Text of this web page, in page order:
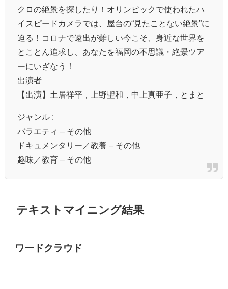
クロの絶景を探したり！オリンピックで使われたハ
イスピードカメラでは、屋台の“見たことない絶景”に
迫る！コロナで遠出が難しい今こそ、身近な世界を
とことん追求し、あなたを福岡の不思議・絶景ツア
ーにいざなう！
出演者
【出演】土居祥平，上野聖和，中上真亜子，とまと
ジャンル :
バラエティ – その他
ドキュメンタリー／教養 – その他
趣味／教育 – その他
テキストマイニング結果
ワードクラウド